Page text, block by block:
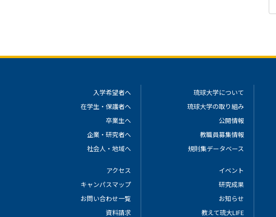
入学希望者へ
在学生・保護者へ
卒業生へ
企業・研究者へ
社会人・地域へ
アクセス
キャンパスマップ
お問い合わせ一覧
資料請求
琉球大学について
琉球大学の取り組み
公開情報
教職員募集情報
規則集データベース
イベント
研究成果
お知らせ
教えて琉大LIFE